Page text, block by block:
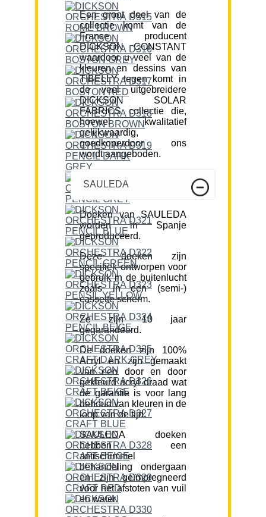
Een groot deel van de
collectie komt van de
Franse producent
DICKSON CONSTANT
waardoor u veel van de
kleuren en dessins van
TIBELLY tegen komt in
de veel uitgebreidere
DICKSON SOLAR
FABRICS collectie die,
hoewel kwalitatief
gelijkwaardig,
goedkoperdoor ons
wordt aangeboden.
SAULEDA
Doeken van SAULEDA
worden in Spanje
geproduceerd.
Deze doeken zijn
specifiek ontworpen voor
gebruik in de buitenlucht
zoals in een (semi-)
cassette scherm.
Ze zijn 10 jaar
gegarandeerd.
De doeken zijn 100%
Acryl en zijn gemaakt
van een door en door
gekleurd acryl draad wat
de garantie is voor lang
behoud van kleuren in de
loop van de tijd.
SAULEDA doeken
hebben een
antischimmel
behandeling ondergaan
en zijn geïmpregneerd
voor het afstoten van vuil
en water.